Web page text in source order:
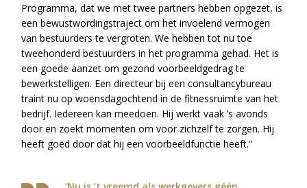
Programma, dat we met twee partners hebben opgezet, is
een bewustwordingstraject om het invoelend vermogen
van bestuurders te vergroten. We hebben tot nu toe
tweehonderd bestuurders in het programma gehad. Het is
een goede aanzet om gezond voorbeeldgedrag te
bewerkstelligen. Een directeur bij een consultancybureau
traint nu op woensdagochtend in de fitnessruimte van het
bedrijf. Iedereen kan meedoen. Hij werkt vaak ’s avonds
door en zoekt momenten om voor zichzelf te zorgen. Hij
heeft goed door dat hij een voorbeeldfunctie heeft.”